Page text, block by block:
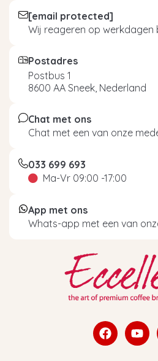
[email protected]
Wij reageren op werkdagen
Postadres
Postbus 1
8600 AA Sneek, Nederland
Chat met ons
Chat met een van onze
033 699 693
Ma-Vr 09:00 -17:00
App met ons
Whats-app met een van